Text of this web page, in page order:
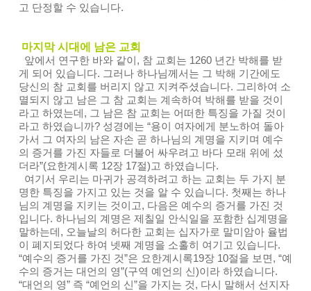
고 단정할 수 있습니다.
마지막 시대에 남은 교회
앞에서 연구한 바와 같이, 참 교회는 1260 년간 박해를 받
게 되어 있습니다. 그러나 하나님께서는 그 박해 기간에도
당신의 참 교회를 버리지 않고 지켜주셨습니다. 그리하여 소
멸되지 않고 남은 그 참 교회는 계속하여 박해를 받을 것이
라고 하였는데, 그 남은 참 교회는 어떠한 특징을 가질 것이
라고 하였습니까? 성경에는 “용이 여자에게 분노하여 돌아
가서 그 여자의 남은 자손 곧 하나님의 계명을 지키며 예수
의 증거를 가진 자들로 더불어 싸우려고 바다 모래 위에 섰
더라”(요한계시록 12장 17절)고 하였습니다.
여기서 우리는 마귀가 공격하려고 하는 교회는 두 가지 분
명한 특징을 가지고 있는 것을 알 수 있습니다. 첫째는 하나
님의 계명을 지키는 것이고, 다음은 예수의 증거를 가진 것
입니다. 하나님의 계명은 제칠일 안식일을 포함한 십계명을
말하는데, 오늘날의 허다한 교회는 십자가로 말미암아 율법
이 폐지되었다 하여 넷째 계명을 소홀히 여기고 있습니다.
“예수의 증거를 가진 것”은 요한계시록19장 10절을 보면, “예
수의 증거는 대언의 영”(구역 예언의 신)이라 하였습니다.
“대언의 영” 즉 “예언의 신”을 가지는 것, 다시 말해서 선지자